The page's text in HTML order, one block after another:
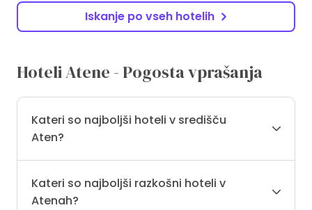
Iskanje po vseh hotelih
Hoteli Atene - Pogosta vprašanja
Kateri so najboljši hoteli v središču
Aten?
Kateri so najboljši razkošni hoteli v
Atenah?